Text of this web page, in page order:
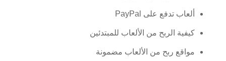
ألعاب تدفع على PayPal
كيفية الربح من الألعاب للمبتدئين
مواقع ربح من الألعاب مضمونة